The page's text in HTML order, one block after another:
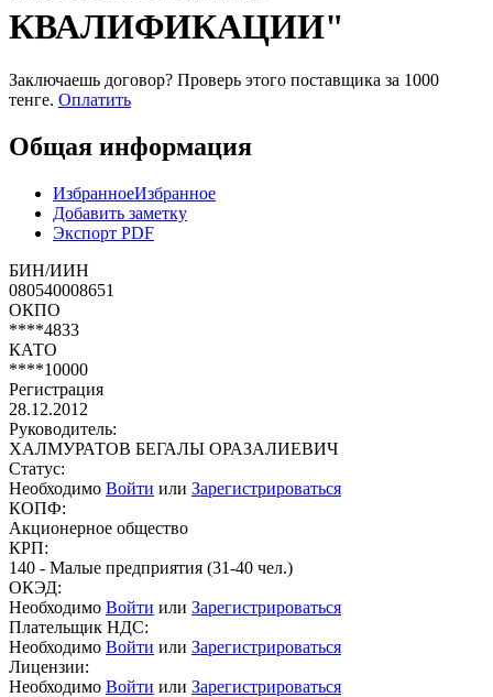
КВАЛИФИКАЦИИ"
Заключаешь договор? Проверь этого поставщика за 1000
тенге. Оплатить
Общая информация
ИзбранноеИзбранное
Добавить заметку
Экспорт PDF
БИН/ИИН
080540008651
ОКПО
****4833
КАТО
****10000
Регистрация
28.12.2012
Руководитель:
ХАЛМУРАТОВ БЕГАЛЫ ОРАЗАЛИЕВИЧ
Статус:
Необходимо Войти или Зарегистрироваться
КОПФ:
Акционерное общество
КРП:
140 - Малые предприятия (31-40 чел.)
ОКЭД:
Необходимо Войти или Зарегистрироваться
Плательщик НДС:
Необходимо Войти или Зарегистрироваться
Лицензии:
Необходимо Войти или Зарегистрироваться